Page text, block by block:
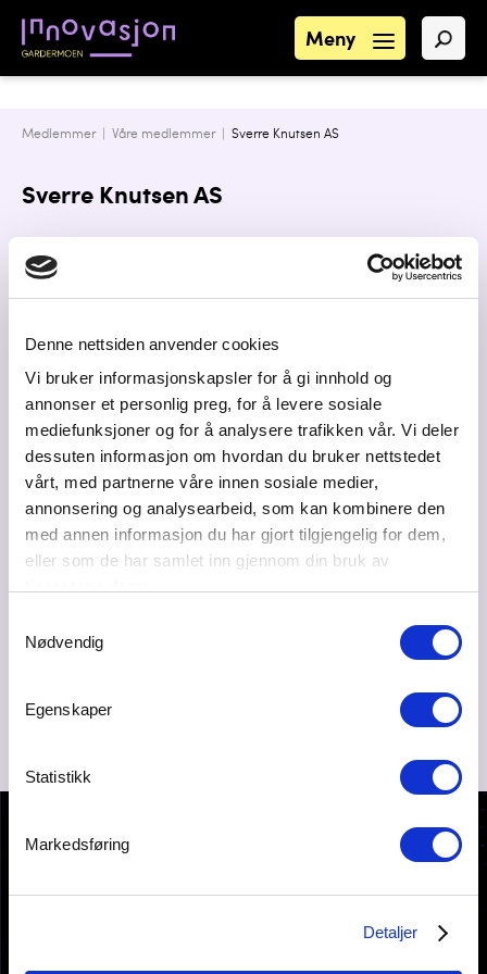
Denne nettsiden anvender cookies
Vi bruker informasjonskapsler for å gi innhold og
annonser et personlig preg, for å levere sosiale
mediefunksjoner og for å analysere trafikken vår. Vi deler
dessuten informasjon om hvordan du bruker nettstedet
vårt, med partnerne våre innen sosiale medier,
annonsering og analysearbeid, som kan kombinere den
med annen informasjon du har gjort tilgjengelig for dem,
eller som de har samlet inn gjennom din bruk av
Nødvendig
Egenskaper
Statistikk
Markedsføring
Detaljer
Meny
Medlemmer | Våre medlemmer| Sverre Knutsen AS
Sverre Knutsen AS
Kontaktpersoner
Besøksadresse
Frogner, 2040 KLØFTA
Postadresse
Bransje
Eiendom - utvikling, meglere og næring
Ta kontakt
90513725